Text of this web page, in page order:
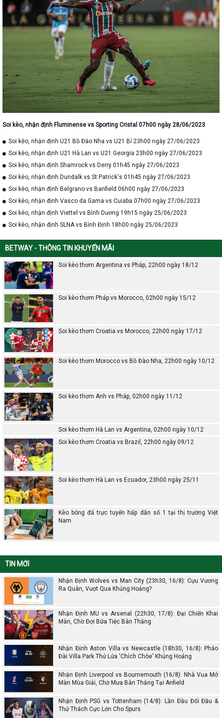
Soi kèo, nhận định Fluminense vs Sporting Cristal 07h00 ngày 28/06/2023
Soi kèo, nhận định U21 Bồ Đào Nha vs U21 Bỉ 23h00 ngày 27/06/2023
Soi kèo, nhận định U21 Hà Lan vs U21 Georgia 23h00 ngày 27/06/2023
Soi kèo, nhận định Shamrock vs Derry 01h45 ngày 27/06/2023
Soi kèo, nhận định Dundalk vs St Patrick's 01h45 ngày 27/06/2023
Soi kèo, nhận định Belgrano vs Banfield 06h00 ngày 27/06/2023
Soi kèo, nhận định Vasco da Gama vs Cuiaba 07h00 ngày 27/06/2023
Soi kèo, nhận định Viettel vs Bình Dương 19h15 ngày 25/06/2023
Soi kèo, nhận định SLNA vs Bình Định 18h00 ngày 25/06/2023
BETWAY - THÔNG TIN KHUYẾN MÃI
Soi kèo thơm Argentina vs Pháp, 22h00 ngày 18/12
Soi kèo thơm Pháp vs Morocco, 02h00 ngày 15/12
Soi kèo thơm Croatia vs Morocco, 22h00 ngày 17/12
Soi kèo thơm Morocco vs Bồ Đào Nha, 22h00 ngày 10/12
Soi kèo thơm Anh vs Pháp, 02h00 ngày 11/12
Soi kèo thơm Hà Lan vs Argentina, 02h00 ngày 10/12
Soi kèo thơm Croatia vs Brazil, 22h00 ngày 09/12
Soi kèo thơm Hà Lan vs Ecuador, 23h00 ngày 25/11
Kèo bóng đá trực tuyến hấp dẫn số 1 tại thị trường Việt
Nam
TIN MỚI
Nhận Định Wolves vs Man City (23h30, 16/8): Cựu Vương
Ra Quân, Vượt Qua Khủng Hoảng?
Nhận Định MU vs Arsenal (22h30, 17/8): Đại Chiến Khai
Màn, Chờ Đợi Bữa Tiệc Bàn Thắng
Nhận Định Aston Villa vs Newcastle (18h30, 16/8): Pháo
Đài Villa Park Thử Lửa 'Chích Chòe' Khủng Hoảng
Nhận Định Liverpool vs Bournemouth (16/8): Nhà Vua Mở
Màn Mùa Giải, Chờ Mưa Bàn Thắng Tại Anfield
Nhận Định PSG vs Tottenham (14/8): Lần Đầu Đối Đầu &
Thử Thách Cực Lớn Cho Spurs